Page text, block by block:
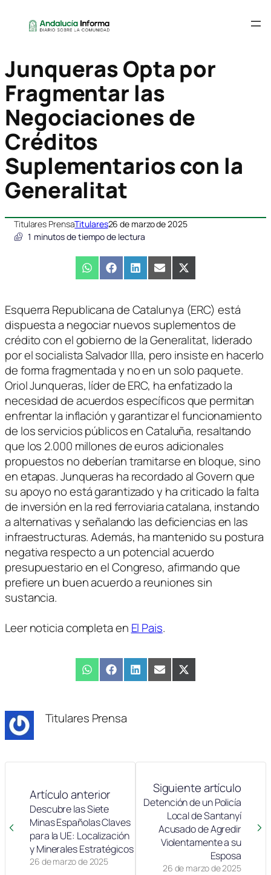
Junqueras Opta por
Fragmentar las
Negociaciones de
Créditos
Suplementarios con la
Generalitat
Titulares PrensaTitulares26 de marzo de 2025
1 minutos de tiempo de lectura
Compartir
en
WhatsAppCompartir
en
FacebookCompartir
en
LinkedInCompartir
en
EmailCompartir
en
X
(Twitter)
Esquerra Republicana de Catalunya (ERC) está
dispuesta a negociar nuevos suplementos de
crédito con el gobierno de la Generalitat, liderado
por el socialista Salvador Illa, pero insiste en hacerlo
de forma fragmentada y no en un solo paquete.
Oriol Junqueras, líder de ERC, ha enfatizado la
necesidad de acuerdos específicos que permitan
enfrentar la inflación y garantizar el funcionamiento
de los servicios públicos en Cataluña, resaltando
que los 2.000 millones de euros adicionales
propuestos no deberían tramitarse en bloque, sino
en etapas. Junqueras ha recordado al Govern que
su apoyo no está garantizado y ha criticado la falta
de inversión en la red ferroviaria catalana, instando
a alternativas y señalando las deficiencias en las
infraestructuras. Además, ha mantenido su postura
negativa respecto a un potencial acuerdo
presupuestario en el Congreso, afirmando que
prefiere un buen acuerdo a reuniones sin
sustancia.
Leer noticia completa en El Pais.
Compartir
en
WhatsAppCompartir
en
FacebookCompartir
en
LinkedInCompartir
en
EmailCompartir
en
X
(Twitter)
Titulares Prensa
Artículo anterior
26 de marzo de 2025
Descubre las Siete
Minas Españolas Claves
para la UE: Localización
y Minerales Estratégicos
Siguiente artículo
26 de marzo de 2025
Detención de un Policía
Local de Santanyí
Acusado de Agredir
Violentamente a su
Esposa